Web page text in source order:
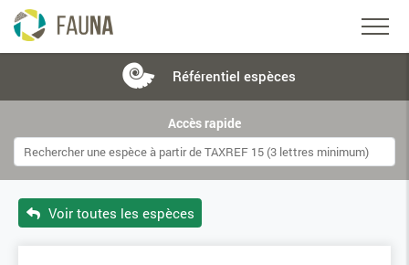
Référentiel espèces
Accès rapide
Voir toutes les espèces